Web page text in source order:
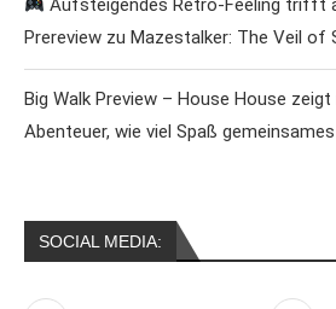
Aufsteigendes Retro-Feeling trifft
Prereview zu Mazestalker: The Veil of
Big Walk Preview – House House
Abenteuer, wie viel Spaß
SOCIAL MEDIA: